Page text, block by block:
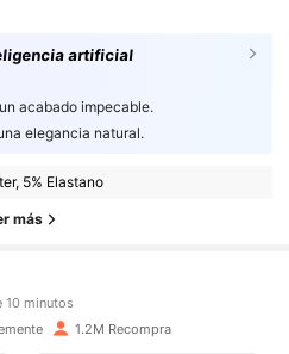
artificial
acabado impecable.
elegancia natural.
5% Elastano
más
1.2M Recompra